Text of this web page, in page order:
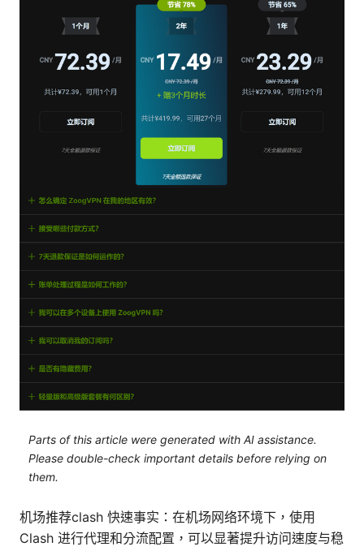
Parts of this article were generated with AI assistance.
Please double-check important details before relying on
them.
机场推荐clash 快速事实：在机场网络环境下，使用
Clash 进行代理和分流配置，可以显著提升访问速度与稳